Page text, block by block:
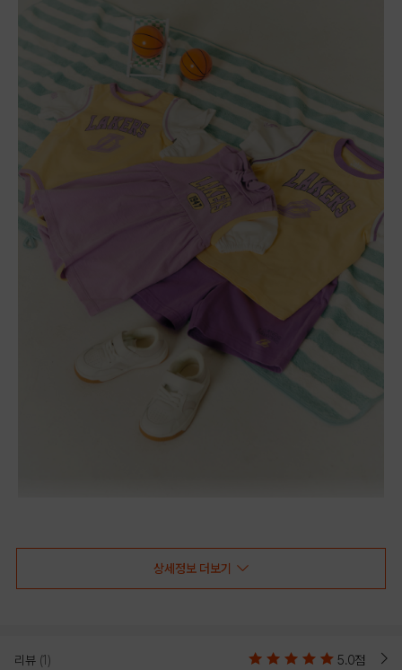
-세트 리본 머리띠와 함께 착용하면 더욱 완성도 높고 깜찍하게 코디가능
-S/S 시즌에 맞춘 화사한 파스텔 컬러감으로 베이비 특유의 러블리한 무드
상세정보 더보기
리뷰 (1) 5.0점